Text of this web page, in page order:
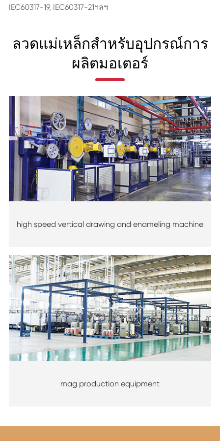
IEC60317-19, IEC60317-21ฯลฯ
ลวดแม่เหล็กสำหรับอุปกรณ์การ
ผลิตมอเตอร์
high speed vertical drawing and enameling machine
mag production equipment